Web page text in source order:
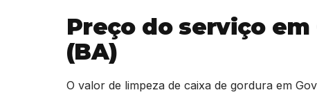
Preço do serviço
(BA)
O valor de limpeza de caixa de gordura em